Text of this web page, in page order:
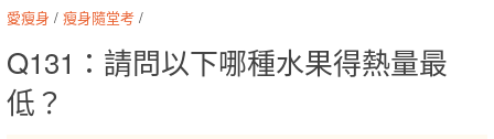
愛瘦身 / 瘦身隨堂考 /
Q131：請問以下哪種水果得熱量最
低？